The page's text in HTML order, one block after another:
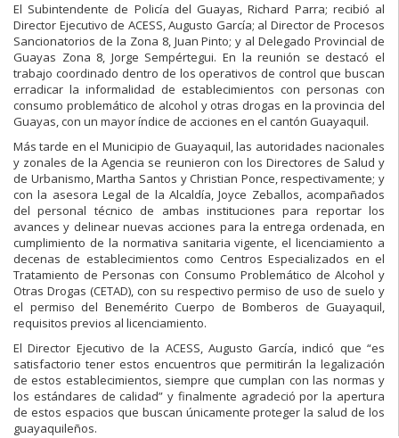
El Subintendente de Policía del Guayas, Richard Parra; recibió al
Director Ejecutivo de ACESS, Augusto García; al Director de Procesos
Sancionatorios de la Zona 8, Juan Pinto; y al Delegado Provincial de
Guayas Zona 8, Jorge Sempértegui. En la reunión se destacó el
trabajo coordinado dentro de los operativos de control que buscan
erradicar la informalidad de establecimientos con personas con
consumo problemático de alcohol y otras drogas en la provincia del
Guayas, con un mayor índice de acciones en el cantón Guayaquil.
Más tarde en el Municipio de Guayaquil, las autoridades nacionales
y zonales de la Agencia se reunieron con los Directores de Salud y
de Urbanismo, Martha Santos y Christian Ponce, respectivamente; y
con la asesora Legal de la Alcaldía, Joyce Zeballos, acompañados
del personal técnico de ambas instituciones para reportar los
avances y delinear nuevas acciones para la entrega ordenada, en
cumplimiento de la normativa sanitaria vigente, el licenciamiento a
decenas de establecimientos como Centros Especializados en el
Tratamiento de Personas con Consumo Problemático de Alcohol y
Otras Drogas (CETAD), con su respectivo permiso de uso de suelo y
el permiso del Benemérito Cuerpo de Bomberos de Guayaquil,
requisitos previos al licenciamiento.
El Director Ejecutivo de la ACESS, Augusto García, indicó que “es
satisfactorio tener estos encuentros que permitirán la legalización
de estos establecimientos, siempre que cumplan con las normas y
los estándares de calidad” y finalmente agradeció por la apertura
de estos espacios que buscan únicamente proteger la salud de los
guayaquileños.